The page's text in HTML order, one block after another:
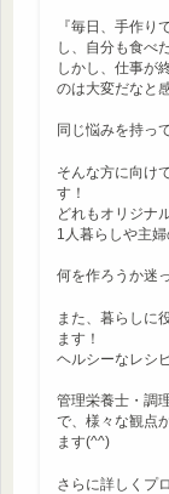
『毎日、手作り
し、自分も食べ
しかし、仕事が
のは大変だなと
同じ悩みを持っ
そんな方に向け
す！
どれもオリジナ
1人暮らしや主
何を作ろうか迷
また、暮らしに
ます！
ヘルシーなレシ
管理栄養士・調
で、様々な観点
ます(^^)
さらに詳しくプ